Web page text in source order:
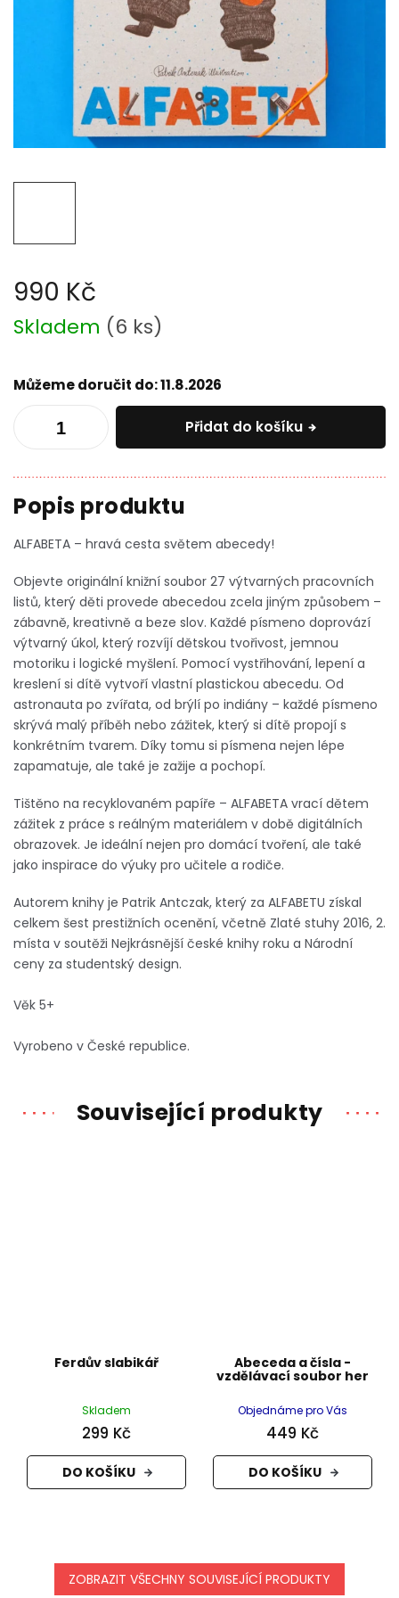
990 Kč
Měrná
cena:
Skladem (6 ks)
Můžeme doručit do:11.8.2026
Přidat do košíku
ALFABETA – hravá cesta světem abecedy!
Objevte originální knižní soubor 27 výtvarných pracovních
listů, který děti provede abecedou zcela jiným způsobem –
zábavně, kreativně a beze slov. Každé písmeno doprovází
výtvarný úkol, který rozvíjí dětskou tvořivost, jemnou
motoriku i logické myšlení. Pomocí vystřihování, lepení a
kreslení si dítě vytvoří vlastní plastickou abecedu. Od
astronauta po zvířata, od brýlí po indiány – každé písmeno
skrývá malý příběh nebo zážitek, který si dítě propojí s
konkrétním tvarem. Díky tomu si písmena nejen lépe
zapamatuje, ale také je zažije a pochopí.
Tištěno na recyklovaném papíře – ALFABETA vrací dětem
zážitek z práce s reálným materiálem v době digitálních
obrazovek. Je ideální nejen pro domácí tvoření, ale také
jako inspirace do výuky pro učitele a rodiče.
Autorem knihy je Patrik Antczak, který za ALFABETU získal
celkem šest prestižních ocenění, včetně Zlaté stuhy 2016, 2.
místa v soutěži Nejkrásnější české knihy roku a Národní
ceny za studentský design.
Věk 5+
Vyrobeno v České republice.
Související produkty
Ferdův slabikář
Skladem
299 Kč
DO KOŠÍKU
Abeceda a čísla -
vzdělávací soubor her
Objednáme pro Vás
449 Kč
DO KOŠÍKU
ZOBRAZIT VŠECHNY SOUVISEJÍCÍ PRODUKTY